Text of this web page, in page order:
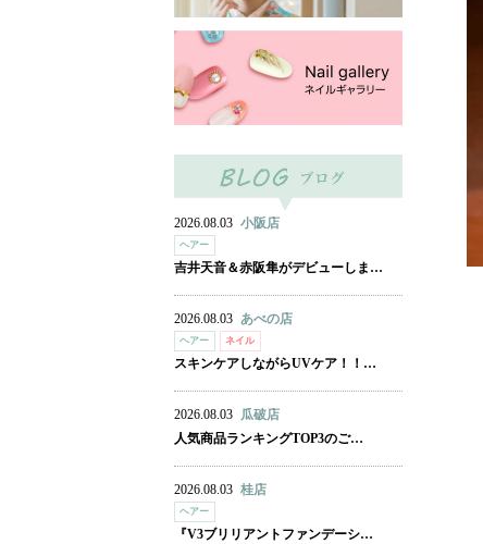
2026.08.03 小阪店
ヘアー
吉井天音＆赤阪隼がデビューしま…
2026.08.03 あべの店
ヘアー ネイル
スキンケアしながらUVケア！！…
2026.08.03
瓜破店
人気商品ランキングTOP3のご…
2026.08.03 桂店
ヘアー
『V3ブリリアントファンデーシ…